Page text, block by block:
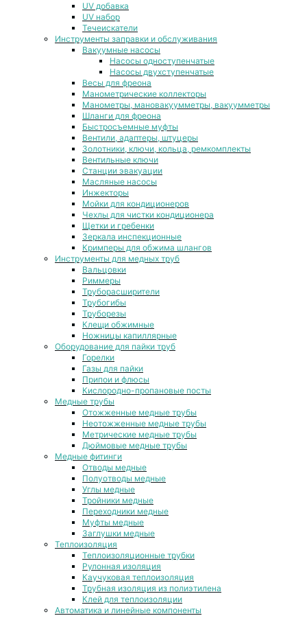
UV добавка
UV набор
Течеискатели
Инструменты заправки и обслуживания
Вакуумные насосы
Насосы одноступенчатые
Насосы двухступенчатые
Весы для фреона
Манометрические коллекторы
Манометры, мановакуумметры, вакуумметры
Шланги для фреона
Быстросъемные муфты
Вентили, адаптеры, штуцеры
Золотники, ключи, кольца, ремкомплекты
Вентильные ключи
Станции эвакуации
Масляные насосы
Инжекторы
Мойки для кондиционеров
Чехлы для чистки кондиционера
Щетки и гребенки
Зеркала инспекционные
Кримперы для обжима шлангов
Инструменты для медных труб
Вальцовки
Риммеры
Труборасширители
Трубогибы
Труборезы
Клещи обжимные
Ножницы капиллярные
Оборудование для пайки труб
Горелки
Газы для пайки
Припои и флюсы
Кислородно-пропановые посты
Медные трубы
Отожженные медные трубы
Неотожженные медные трубы
Метрические медные трубы
Дюймовые медные трубы
Медные фитинги
Отводы медные
Полуотводы медные
Углы медные
Тройники медные
Переходники медные
Муфты медные
Заглушки медные
Теплоизоляция
Теплоизоляционные трубки
Рулонная изоляция
Каучуковая теплоизоляция
Трубная изоляция из полиэтилена
Клей для теплоизоляции
Автоматика и линейные компоненты